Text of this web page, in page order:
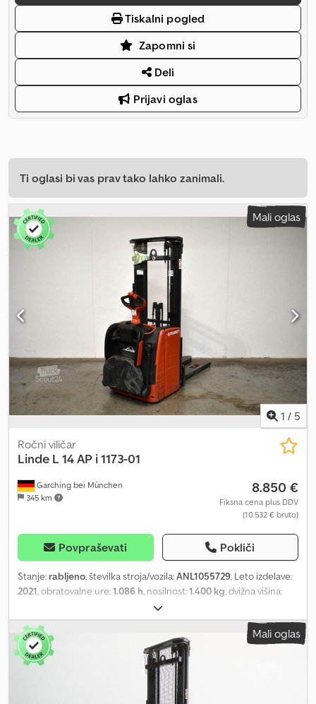
Tiskalni pogled
Zapomni si
Deli
Prijavi oglas
Ti oglasi bi vas prav tako lahko zanimali.
Mali oglas
1 / 5
Garching bei München
345 km
Ročni viličar
Linde L 14 AP i 1173-01
8.850 €
Fiksna cena plus DDV
(10.532 € bruto)
Povpraševati Pokliči
Stanje: rabljeno, številka stroja/vozila:ANL1055729, Leto izdelave:
2021 , obratovalne ure:1.086 h , nosilnost:1.400 kg , dvižna višina:
1.550 mm
tip droga:triplex, kapaciteta baterije:250 Ah, napetost baterije:24
V, širina nosilnega okvirja vilic: 560 mm, dolžina vilic: 1.200 mm,
lastna masa:
, skupna višina:2.070 mm
2.057 mm
800 mm, gorivo:
baterijski pogon - vozilni priključek REMA 160A - vertikalna
menjava baterije - začetni dvig Dksdpfx Amszrz Rloisr - ostalo, 560
Mali oglas